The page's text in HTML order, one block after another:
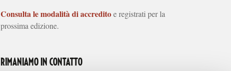
Consulta le modalità di accreditoe registrati per la
prossima edizione.
RIMANIAMO IN CONTATTO